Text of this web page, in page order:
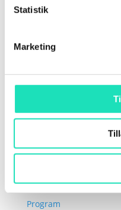
Statistik
Marketing
Navigation
Om AI DAY
Program